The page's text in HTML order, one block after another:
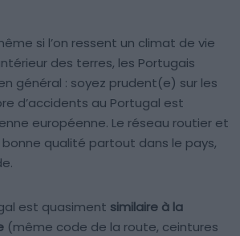
si l’on ressent un climat de vie
des terres, les Portugais
général : soyez prudent(e) sur les
d’accidents au Portugal est
européenne. Le réseau routier et
qualité partout dans le pays,
est quasiment similaire à la
(même code de la route, ceintures